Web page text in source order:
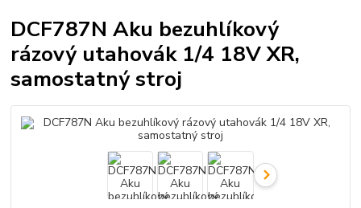
DCF787N Aku bezuhlíkový
rázový utahovák 1/4 18V XR,
samostatný stroj